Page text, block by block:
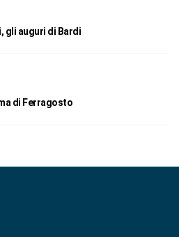
gli auguri di Bardi
di Ferragosto